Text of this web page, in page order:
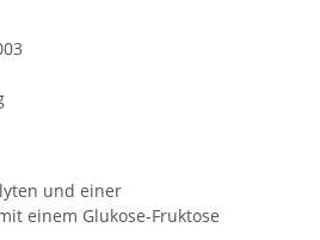
und einer
einem Glukose-Fruktose